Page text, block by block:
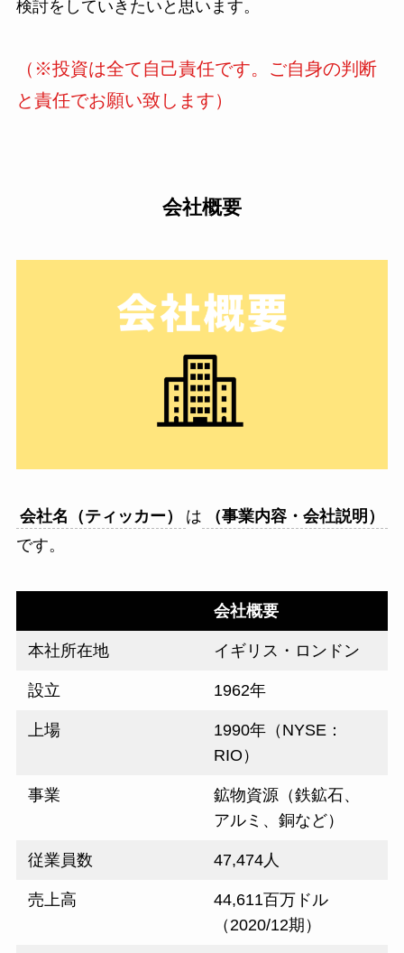
検討をしていきたいと思います。
（※投資は全て自己責任です。ご自身の判断
と責任でお願い致します）
会社概要
会社名（ティッカー） は （事業内容・会社説明）
です。
会社概要
本社所在地 イギリス・ロンドン
設立 1962年
上場
1990年（NYSE：
RIO）
事業
鉱物資源（鉄鉱石、
アルミ、銅など）
従業員数 47,474人
売上高
44,611百万ドル
（2020/12期）